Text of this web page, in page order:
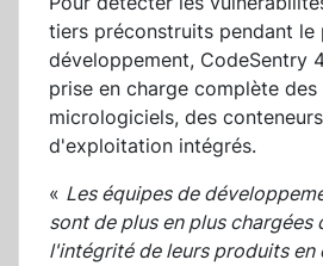
tiers préconstruits pendant le
développement, CodeSentry
prise en charge complète
micrologiciels, des
d'exploitation intégrés.
« Les équipes de
sont de plus en plus chargées
l'intégrité de leurs produits en